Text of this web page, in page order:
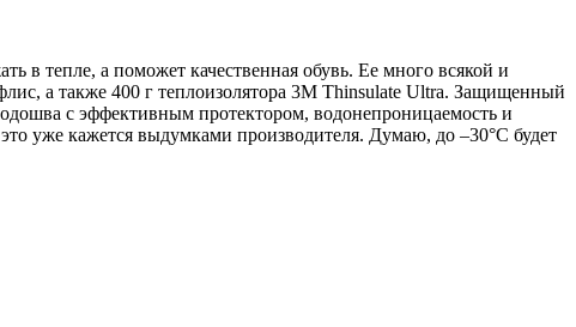
в тепле, а поможет качественная обувь. Ее много всякой и
а также 400 г теплоизолятора 3M Thinsulate Ultra. Защищенный
с эффективным протектором, водонепроницаемость и
уже кажется выдумками производителя. Думаю, до –30°C будет